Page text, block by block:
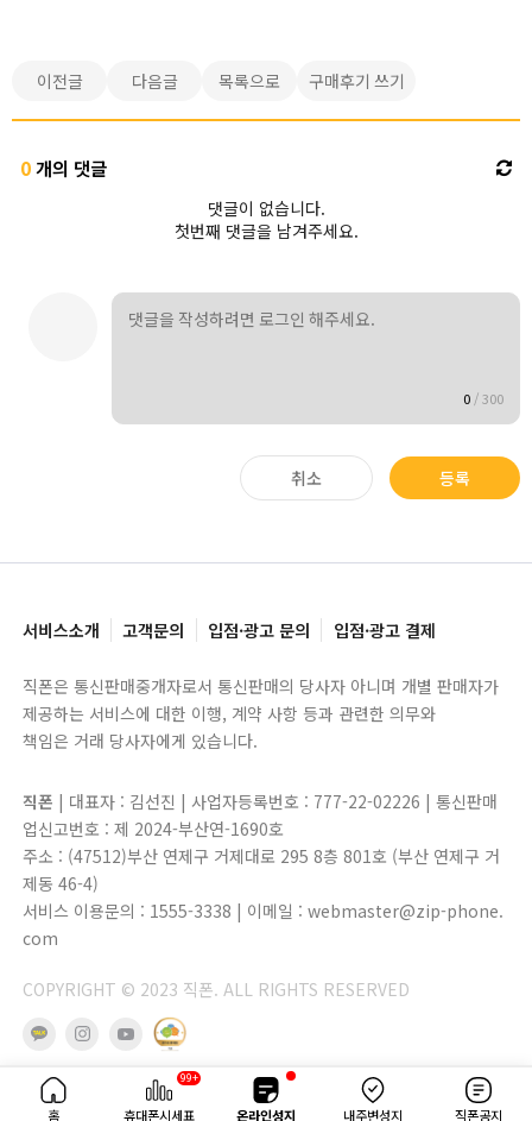
이전글 다음글 목록으로 구매후기 쓰기
0개의 댓글
댓글이 없습니다.
첫번째 댓글을 남겨주세요.
0/300
취소 등록
서비스소개 고객문의 입점·광고 문의 입점·광고 결제
직폰은 통신판매중개자로서 통신판매의 당사자 아니며 개별 판매자가
제공하는 서비스에 대한 이행, 계약 사항 등과 관련한 의무와
책임은 거래 당사자에게 있습니다.
직폰 | 대표자 : 김선진 | 사업자등록번호 : 777-22-02226 | 통신판매
업신고번호 : 제 2024-부산연-1690호
주소 : (47512)부산 연제구 거제대로 295 8층 801호 (부산 연제구 거
제동 46-4)
서비스 이용문의 : 1555-3338 | 이메일 : webmaster@zip-phone.
com
COPYRIGHT © 2023 직폰. ALL RIGHTS RESERVED
홈
99+
휴대폰시세표 온라인성지 내주변성지 직폰공지